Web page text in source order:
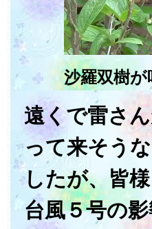
沙羅双樹
遠くで雷さ
って来そう
したが、皆
台風５号の